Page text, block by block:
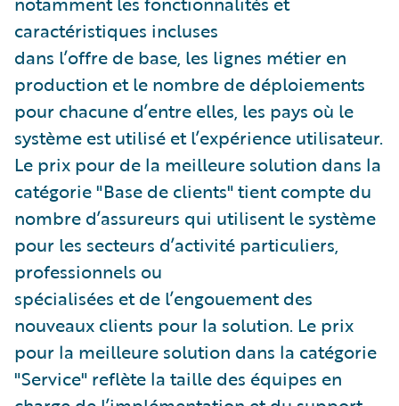
caractéristiques incluses
dans l’offre de base, les lignes métier en
production et le nombre de déploiements
pour chacune d’entre elles, les pays où le
système est utilisé et l’expérience utilisateur.
Le prix pour de la meilleure solution dans la
catégorie "Base de clients" tient compte du
nombre d’assureurs qui utilisent le système
pour les secteurs d’activité particuliers,
professionnels ou
spécialisées et de l’engouement des
nouveaux clients pour la solution. Le prix
pour la meilleure solution dans la catégorie
"Service" reflète la taille des équipes en